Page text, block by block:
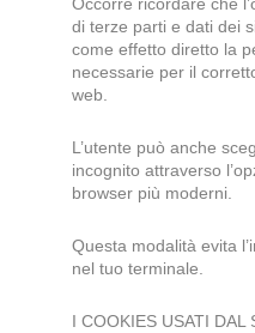
di terze parti e dati dei
come effetto diretto la
necessarie per il
web.
L’utente può anche
incognito attraverso
browser più moderni.
Questa modalità evita
nel tuo terminale.
I COOKIES USATI DAL